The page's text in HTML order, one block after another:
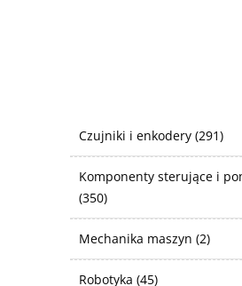
Czujniki i enkodery (291)
Komponenty sterujące i
(350)
Mechanika maszyn (2)
Robotyka (45)